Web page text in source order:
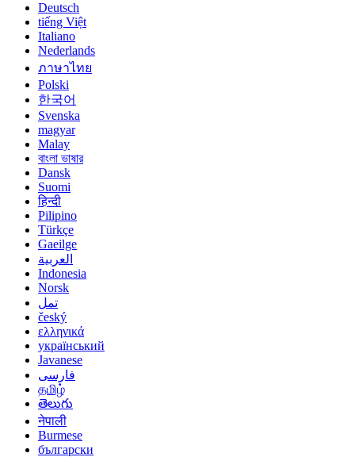
Deutsch
tiếng Việt
Italiano
Nederlands
ภาษาไทย
Polski
한국어
Svenska
magyar
Malay
বাংলা ভাষার
Dansk
Suomi
हिन्दी
Pilipino
Türkçe
Gaeilge
العربية
Indonesia
Norsk‎
تمل
český
ελληνικά
український
Javanese
فارسی
தமிழ்
తెలుగు
नेपाली
Burmese
български